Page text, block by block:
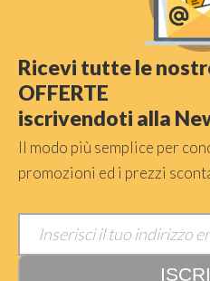
Ricevi tutte le
OFFERTE
iscrivendoti alla
Il modo più semplice per
promozioni ed i prezzi